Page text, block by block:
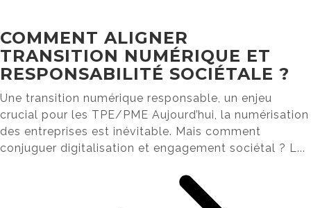
COMMENT ALIGNER
TRANSITION NUMÉRIQUE ET
RESPONSABILITÉ SOCIÉTALE ?
Une transition numérique responsable, un enjeu
crucial pour les TPE/PME Aujourd’hui, la numérisation
des entreprises est inévitable. Mais comment
conjuguer digitalisation et engagement sociétal ? L...